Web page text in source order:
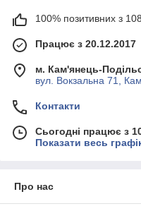
100% позитивних з 108
Працює з 20.12.2017
м. Кам'янець-
вул. Вокзальна 71,
Контакти
Сьогодні працює з
Показати весь
Про нас